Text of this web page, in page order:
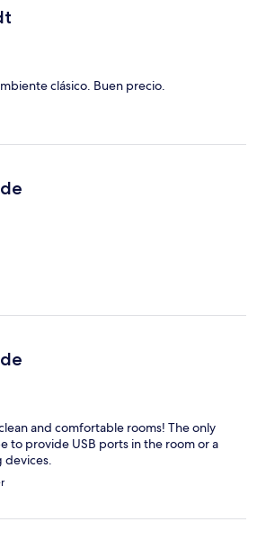
clásico. Buen precio.
and comfortable rooms! The only
to provide USB ports in the room or a
devices.